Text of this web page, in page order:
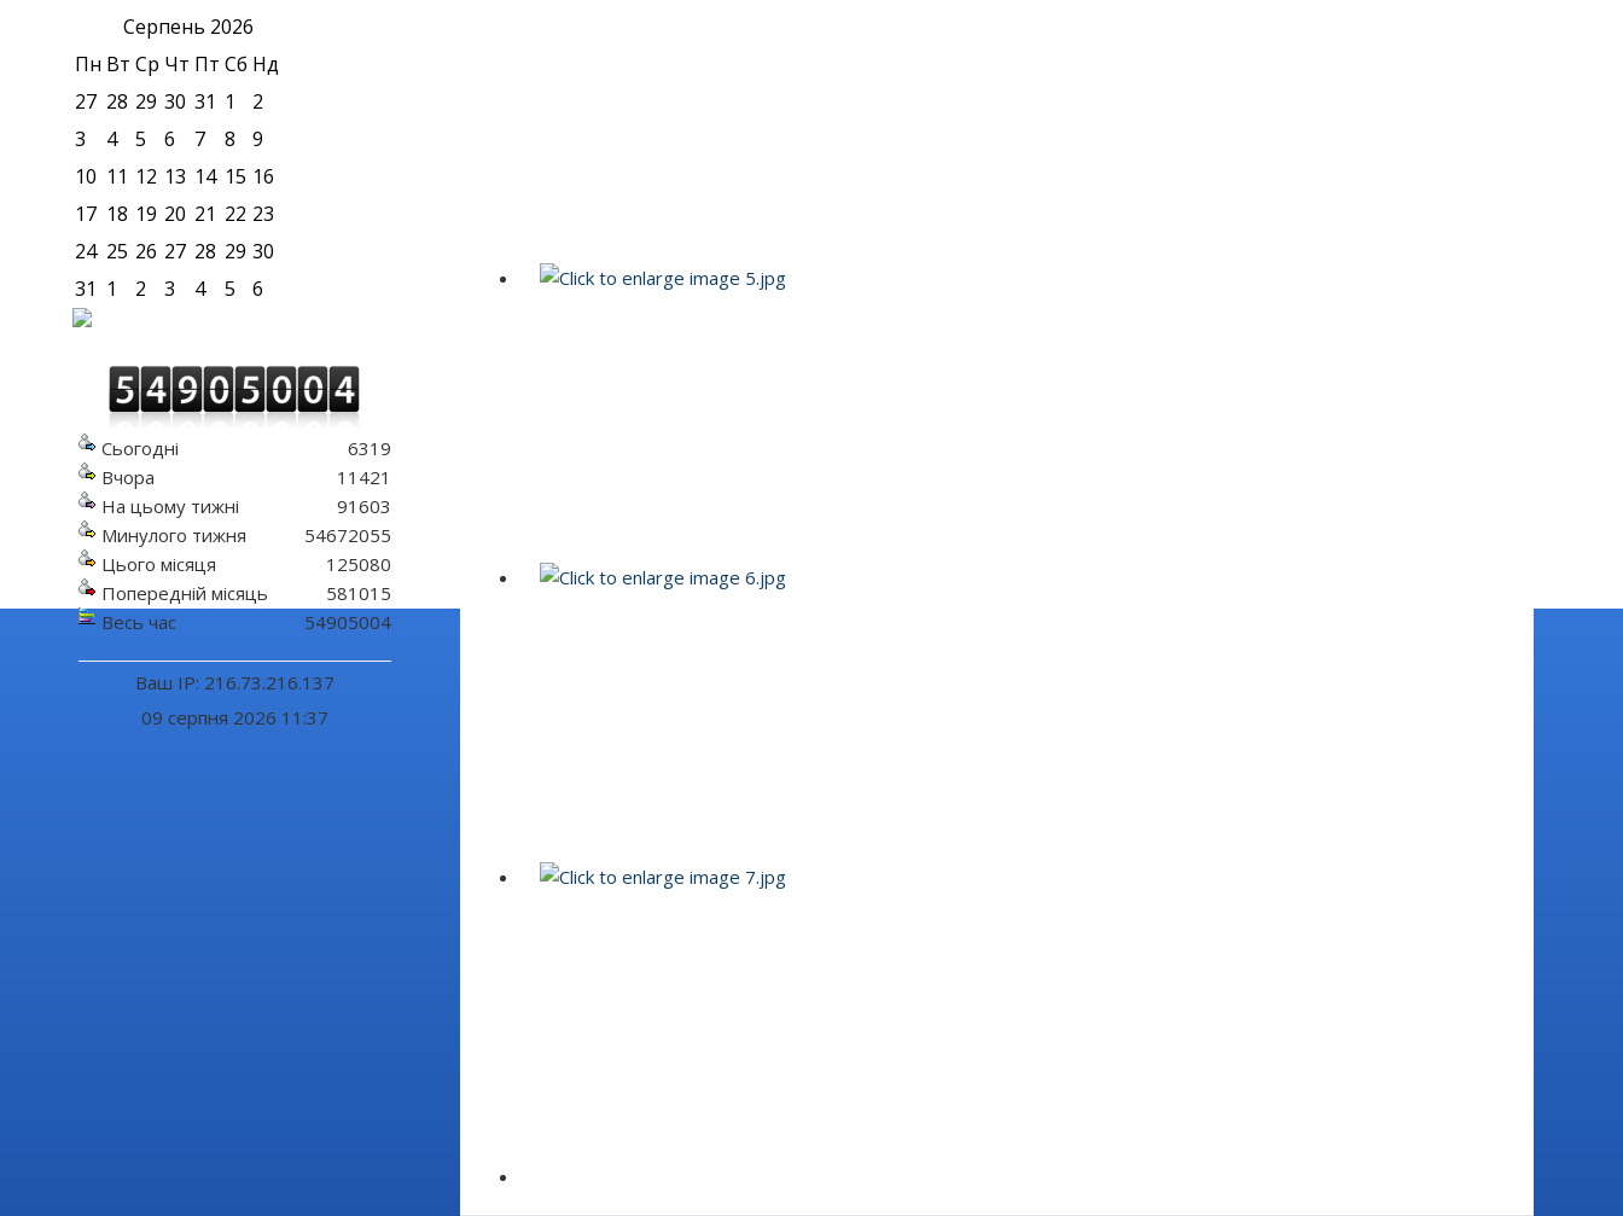
Серпень 2026
Пн Вт Ср Чт Пт Сб Нд
27 28 29 30 31 1
2
3
4 5 6 7 8
9
10 11 12 13 14 15 16
17 18 19 20 21 22 23
24 25 26 27 28 29 30
31 1 2 3 4 5 6
Сьогодні
Вчора
На цьому тижні
Минулого тижня
Цього місяця
Попередній місяць
Весь час
6319
11421
91603
54672055
125080
581015
54905004
Ваш IP: 216.73.216.137
09 серпня 2026 11:37